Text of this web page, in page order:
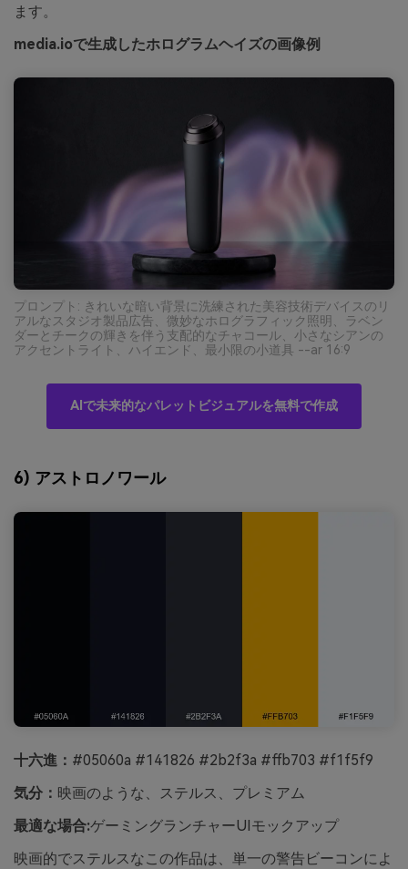
ます。
media.ioで生成したホログラムヘイズの画像例
プロンプト: きれいな暗い背景に洗練された美容技術デバイスのリ
アルなスタジオ製品広告、微妙なホログラフィック照明、ラベン
ダーとチークの輝きを伴う支配的なチャコール、小さなシアンの
アクセントライト、ハイエンド、最小限の小道具 --ar 16:9
AIで未来的なパレットビジュアルを無料で作成
6) アストロノワール
十六進： #05060a #141826 #2b2f3a #ffb703 #f1f5f9
気分： 映画のような、ステルス、プレミアム
最適な場合:ゲーミングランチャーUIモックアップ
映画的でステルスなこの作品は、単一の警告ビーコンによ